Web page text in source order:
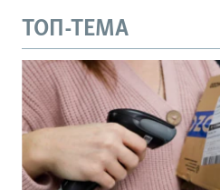
ТОП-ТЕМА